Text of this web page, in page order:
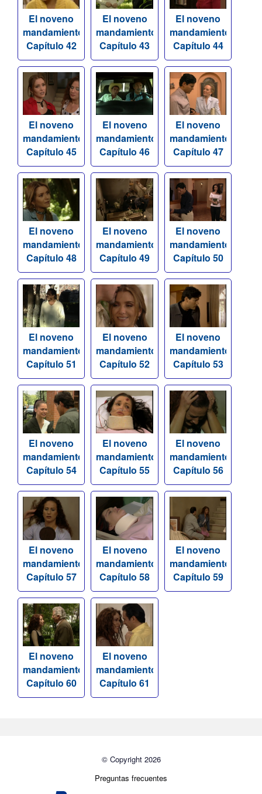
El noveno
mandamiento
Capítulo 42
El noveno
mandamiento
Capítulo 43
El noveno
mandamiento
Capítulo 44
El noveno
mandamiento
Capítulo 45
El noveno
mandamiento
Capítulo 46
El noveno
mandamiento
Capítulo 47
El noveno
mandamiento
Capítulo 48
El noveno
mandamiento
Capítulo 49
El noveno
mandamiento
Capítulo 50
El noveno
mandamiento
Capítulo 51
El noveno
mandamiento
Capítulo 52
El noveno
mandamiento
Capítulo 53
El noveno
mandamiento
Capítulo 54
El noveno
mandamiento
Capítulo 55
El noveno
mandamiento
Capítulo 56
El noveno
mandamiento
Capítulo 57
El noveno
mandamiento
Capítulo 58
El noveno
mandamiento
Capítulo 59
El noveno
mandamiento
Capítulo 60
El noveno
mandamiento
Capítulo 61
© Copyright 2026
Preguntas frecuentes